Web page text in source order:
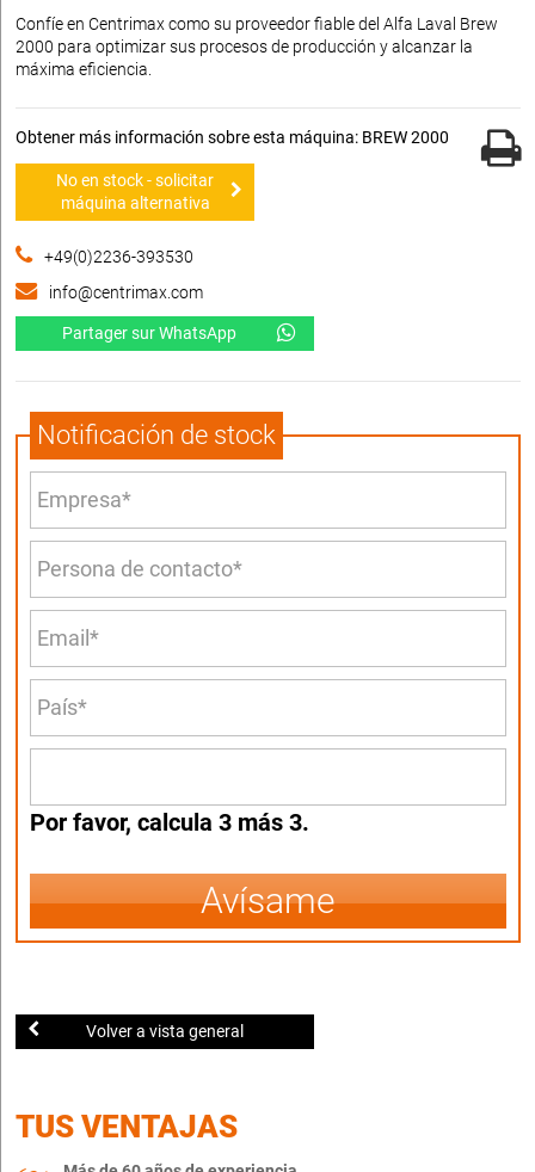
Confíe en Centrimax como su proveedor fiable del Alfa Laval Brew
2000 para optimizar sus procesos de producción y alcanzar la
máxima eficiencia.
Obtener más información sobre esta máquina: BREW 2000
No en stock - solicitar
máquina alternativa
+49(0)2236-393530
info@centrimax.com
Partager sur WhatsApp
Notificación de stock
Por favor, calcula 3 más 3.
Avísame
Volver a vista general
TUS VENTAJAS